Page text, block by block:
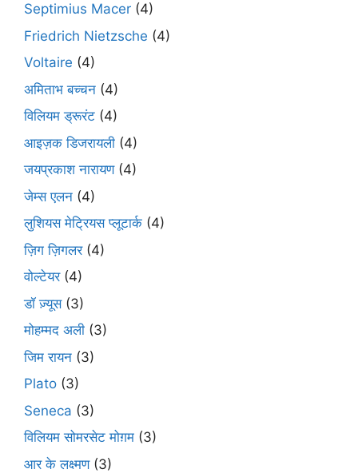
Septimius Macer (4)
Friedrich Nietzsche (4)
Voltaire (4)
अमिताभ बच्चन (4)
विलियम ड्रूरंट (4)
आइज़क डिजरायली (4)
जयप्रकाश नारायण(4)
जेम्स एलन (4)
लुशियस मेट्रियस प्लूटार्क (4)
ज़िग ज़िगलर(4)
वोल्टेयर(4)
डॉ ज़्यूस(3)
मोहम्मद अली (3)
जिम रायन (3)
Plato (3)
Seneca (3)
विलियम सोमरसेट मोग़म (3)
आर के लक्ष्मण(3)